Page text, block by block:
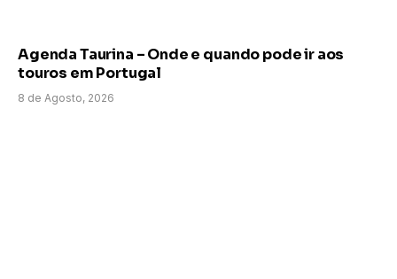
Agenda Taurina – Onde e quando pode ir aos
touros em Portugal
8 de Agosto, 2026